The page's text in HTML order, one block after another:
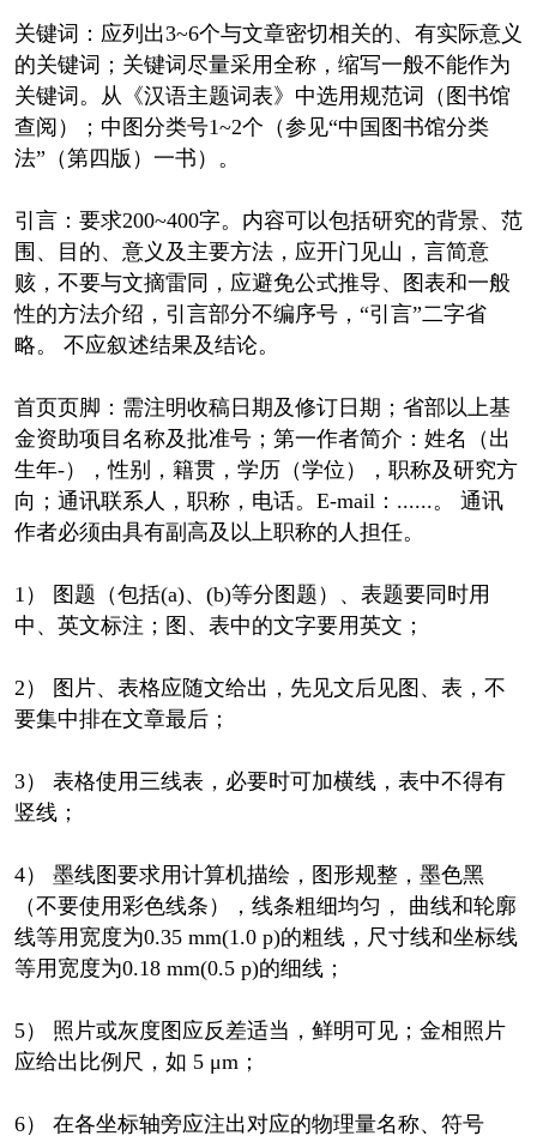
关键词：应列出3~6个与文章密切相关的、有实际意义
的关键词；关键词尽量采用全称，缩写一般不能作为
关键词。从《汉语主题词表》中选用规范词（图书馆
查阅）；中图分类号1~2个（参见“中国图书馆分类
法”（第四版）一书）。
引言：要求200~400字。内容可以包括研究的背景、范
围、目的、意义及主要方法，应开门见山，言简意
赅，不要与文摘雷同，应避免公式推导、图表和一般
性的方法介绍，引言部分不编序号，“引言”二字省
略。 不应叙述结果及结论。
首页页脚：需注明收稿日期及修订日期；省部以上基
金资助项目名称及批准号；第一作者简介：姓名（出
生年-），性别，籍贯，学历（学位），职称及研究方
向；通讯联系人，职称，电话。E-mail：......。 通讯
作者必须由具有副高及以上职称的人担任。
1） 图题（包括(a)、(b)等分图题）、表题要同时用
中、英文标注；图、表中的文字要用英文；
2） 图片、表格应随文给出，先见文后见图、表，不
要集中排在文章最后；
3） 表格使用三线表，必要时可加横线，表中不得有
竖线；
4） 墨线图要求用计算机描绘，图形规整，墨色黑
（不要使用彩色线条），线条粗细均匀， 曲线和轮廓
线等用宽度为0.35 mm(1.0 p)的粗线，尺寸线和坐标线
等用宽度为0.18 mm(0.5 p)的细线；
5） 照片或灰度图应反差适当，鲜明可见；金相照片
应给出比例尺，如 5 μm；
6） 在各坐标轴旁应注出对应的物理量名称、符号